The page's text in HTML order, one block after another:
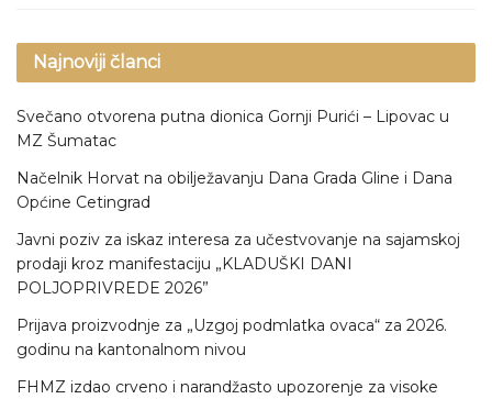
Najnoviji članci
Svečano otvorena putna dionica Gornji Purići – Lipovac u
MZ Šumatac
Načelnik Horvat na obilježavanju Dana Grada Gline i Dana
Općine Cetingrad
Javni poziv za iskaz interesa za učestvovanje na sajamskoj
prodaji kroz manifestaciju „KLADUŠKI DANI
POLJOPRIVREDE 2026”
Prijava proizvodnje za „Uzgoj podmlatka ovaca“ za 2026.
godinu na kantonalnom nivou
FHMZ izdao crveno i narandžasto upozorenje za visoke